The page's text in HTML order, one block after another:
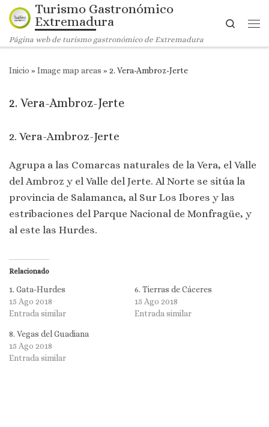
Saltar al contenido
Turismo Gastronómico
Extremadura
Página web de turismo gastronómico de Extremadura
Search
Inicio » Image map areas » 2. Vera-Ambroz-Jerte
2. Vera-Ambroz-Jerte
2. Vera-Ambroz-Jerte
Agrupa a las Comarcas naturales de la Vera, el Valle
del Ambroz y el Valle del Jerte. Al Norte se sitúa la
provincia de Salamanca, al Sur Los Ibores y las
estribaciones del Parque Nacional de Monfragüe, y
al este las Hurdes.
Relacionado
1. Gata-Hurdes
15 Ago 2018
Entrada similar
6. Tierras de Cáceres
15 Ago 2018
Entrada similar
8. Vegas del Guadiana
15 Ago 2018
Entrada similar